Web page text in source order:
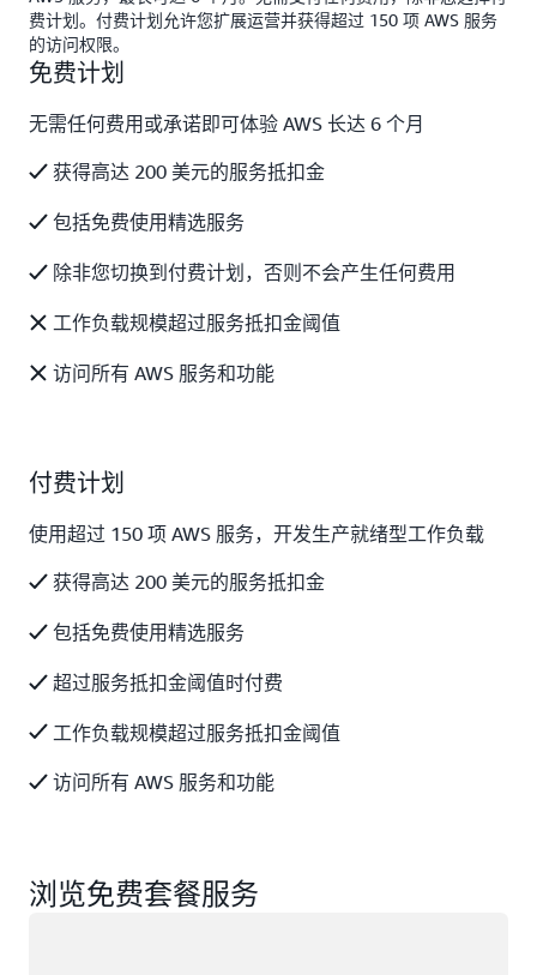
费计划。付费计划允许您扩展运营并获得超过 150 项 AWS 服务
的访问权限。
免费计划
无需任何费用或承诺即可体验 AWS 长达 6 个月
获得高达 200 美元的服务抵扣金
包括免费使用精选服务
除非您切换到付费计划，否则不会产生任何费用
工作负载规模超过服务抵扣金阈值
访问所有 AWS 服务和功能
付费计划
使用超过 150 项 AWS 服务，开发生产就绪型工作负载
获得高达 200 美元的服务抵扣金
包括免费使用精选服务
超过服务抵扣金阈值时付费
工作负载规模超过服务抵扣金阈值
访问所有 AWS 服务和功能
浏览免费套餐服务